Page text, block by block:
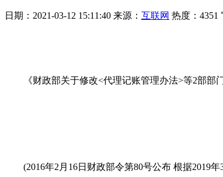
日期： 2021-03-12 15:11:40 来源： 互联网 热度： 4351
《财政部关于修改<代理记账管理办法>等2部
(2016年2月16日财政部令第80号公布 根据2019